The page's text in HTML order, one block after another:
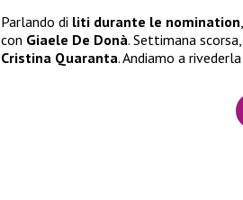
Parlando di liti durante le nomination
con Giaele De Donà. Settimana
Cristina Quaranta. Andiamo a